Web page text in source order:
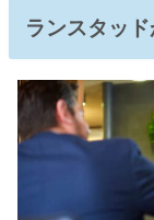
ランスタッ